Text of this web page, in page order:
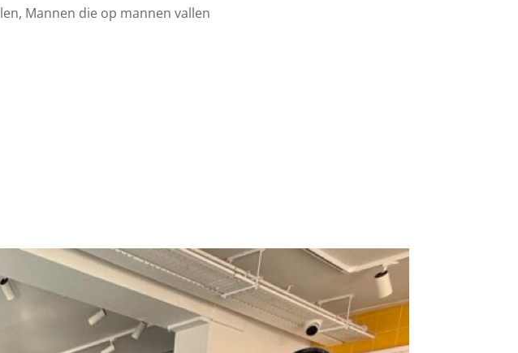
Mannen die op mannen vallen